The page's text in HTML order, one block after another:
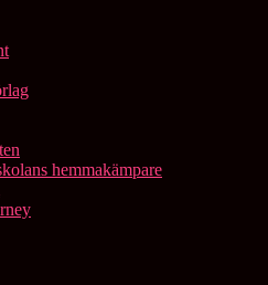
hemmakämpare